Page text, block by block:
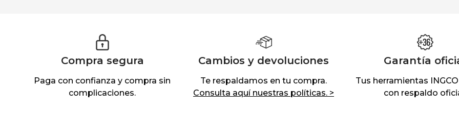
Compra segura
Paga con confianza y compra sin
complicaciones.
Cambios y devoluciones
Te respaldamos en tu compra.
Consulta aquí nuestras políticas. >
Garantía
Tus herramientas
con respaldo